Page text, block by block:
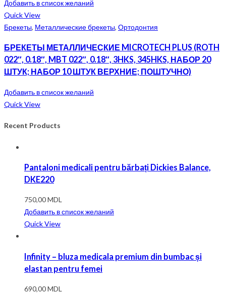
Добавить в список желаний
Quick View
Брекеты, Металлические брекеты, Ортодонтия
БРЕКЕТЫ МЕТАЛЛИЧЕСКИЕ MICROTECH PLUS (ROTH
022″, 0.18″, MBT 022″, 0.18″, 3HKS, 345HKS, НАБОР 20
ШТУК; НАБОР 10 ШТУК ВЕРХНИЕ; ПОШТУЧНО)
Добавить в список желаний
Quick View
Recent Products
Pantaloni medicali pentru bărbați Dickies Balance,
DKE220
750,00MDL
Добавить в список желаний
Quick View
Infinity – bluza medicala premium din bumbac și
elastan pentru femei
690,00MDL